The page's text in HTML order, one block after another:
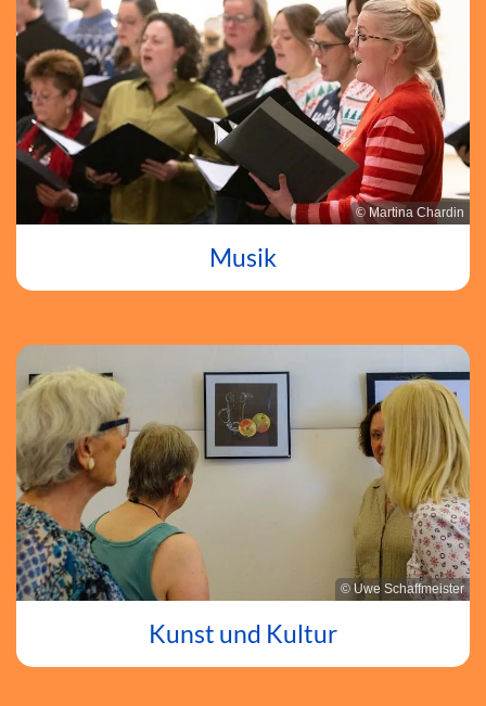
© Martina Chardin
Musik
© Uwe Schaffmeister
Kunst und Kultur